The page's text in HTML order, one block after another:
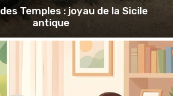
Temples : joyau de la Sicile
antique